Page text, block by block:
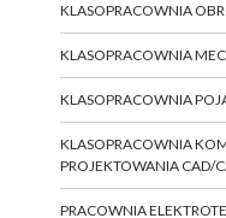
KLASOPRACOWNIA
KLASOPRACOWNIA
KLASOPRACOWNIA
KLASOPRACOWNIA
PROJEKTOWANIA CAD/
PRACOWNIA